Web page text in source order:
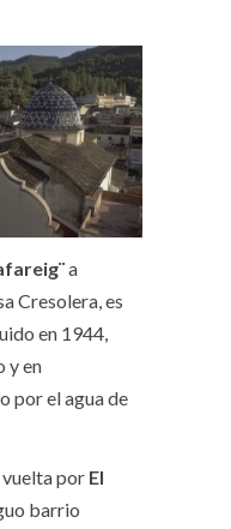
a
Cresolera, es
en 1944,
y en
por el agua de
vuelta por El
barrio